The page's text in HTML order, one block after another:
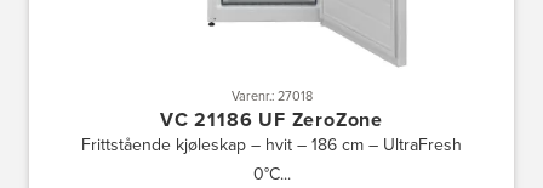
Varenr.: 27018
VC 21186 UF ZeroZone
Frittstående kjøleskap – hvit – 186 cm – UltraFresh
0°C...